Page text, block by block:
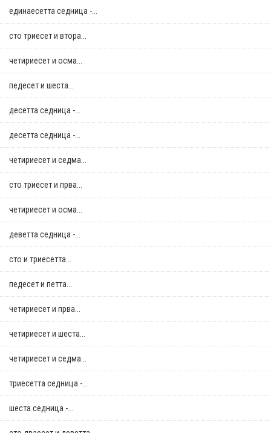
единаесетта седница -...
сто триесет и втора...
четириесет и осма...
педесет и шеста...
десетта седница -...
десетта седница -...
четириесет и седма...
сто триесет и прва...
четириесет и осма...
деветта седница -...
сто и триесетта...
педесет и петта...
четириесет и прва...
четириесет и шеста...
четириесет и седма...
триесетта седница -...
шеста седница -...